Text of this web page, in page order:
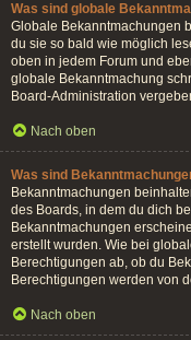
Was sind globale
Globale Bekanntmachungen
du sie so bald wie möglich
oben in jedem Forum und
globale Bekanntmachung
Board-Administration
Nach oben
Was sind
Bekanntmachungen
des Boards, in dem du dich
Bekanntmachungen
erstellt wurden. Wie bei
Berechtigungen ab, ob du
Berechtigungen werden von
Nach oben